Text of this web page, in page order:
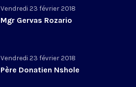
Vendredi 23 février 2018
Mgr Gervas Rozario
Vendredi 23 février 2018
Père Donatien Nshole